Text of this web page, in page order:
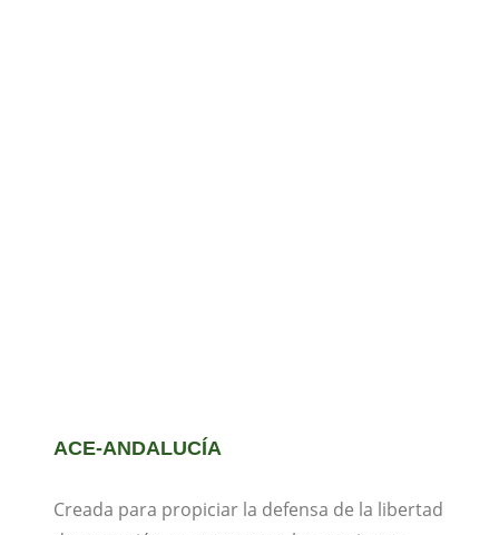
ACE-ANDALUCÍA
Creada para propiciar la defensa de la libertad